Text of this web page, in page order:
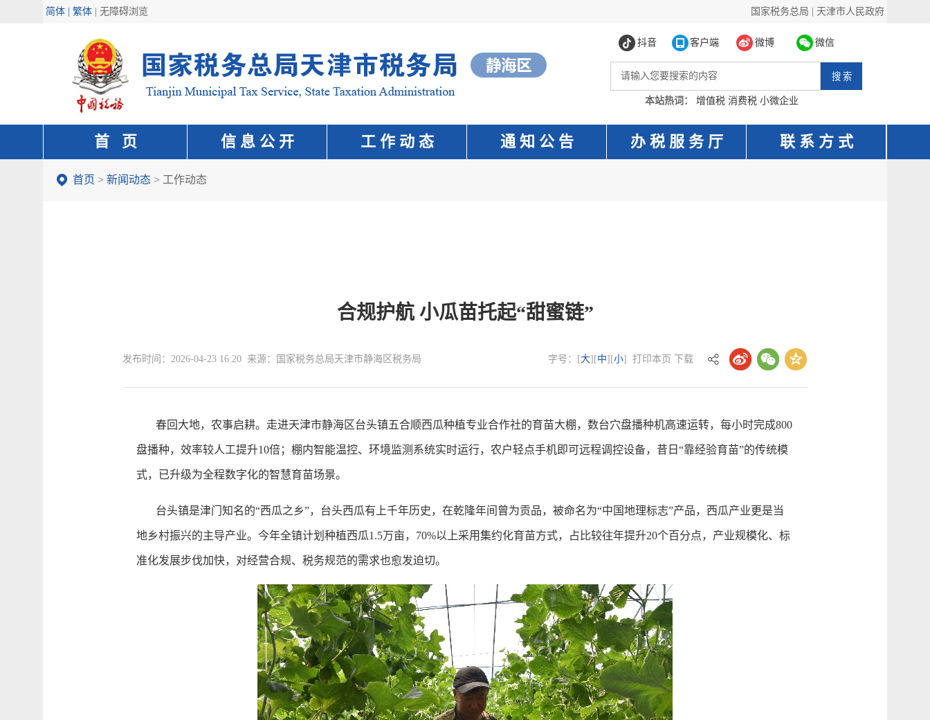
简体 | 繁体 无障碍浏览 国家税务总局 天津市人民政府
抖音 客户端 微博 微信
本站热词： 增值税 消费税 小微企业
首 页 信 息 公 开 工 作 动 态 通 知 公 告 办 税 服 务 厅 联 系 方 式
首页 > 新闻动态 > 工作动态
合规护航 小瓜苗托起“甜蜜链”
发布时间：2026-04-23 16:20 来源：国家税务总局天津市静海区税务局 字号：[大][中][小] 打印本页 下载
春回大地，农事启耕。走进天津市静海区台头镇五合顺西瓜种植专业合作社的育苗大棚，数台穴盘播种机高速运转，每小时完成800
盘播种，效率较人工提升10倍；棚内智能温控、环境监测系统实时运行，农户轻点手机即可远程调控设备，昔日“靠经验育苗”的传统模
式，已升级为全程数字化的智慧育苗场景。
台头镇是津门知名的“西瓜之乡”，台头西瓜有上千年历史，在乾隆年间曾为贡品，被命名为“中国地理标志”产品，西瓜产业更是当
地乡村振兴的主导产业。今年全镇计划种植西瓜1.5万亩，70%以上采用集约化育苗方式，占比较往年提升20个百分点，产业规模化、标
准化发展步伐加快，对经营合规、税务规范的需求也愈发迫切。